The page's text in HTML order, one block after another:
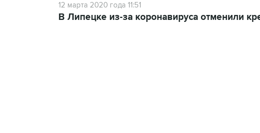
12 марта 2020 года 11:51
В Липецке из-за коронавируса отменили